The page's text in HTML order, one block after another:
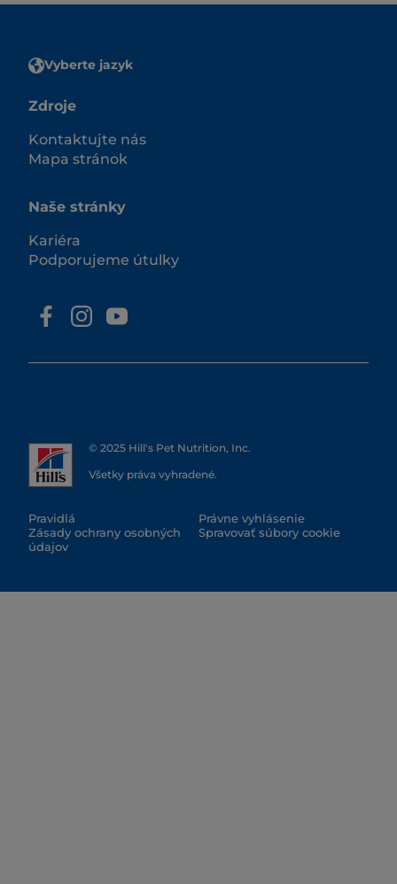
Vyberte jazyk
Zdroje
Kontaktujte nás
Mapa stránok
Naše stránky
Kariéra
Podporujeme útulky
© 2025 Hill's Pet Nutrition, Inc.
Všetky práva vyhradené.
Pravidlá
Zásady ochrany osobných
údajov
Právne vyhlásenie
Spravovať súbory cookie